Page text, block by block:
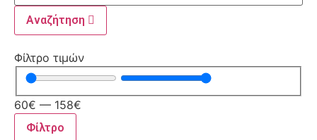
Αναζήτηση
Φίλτρο τιμών
60€ — 158€
Φίλτρο